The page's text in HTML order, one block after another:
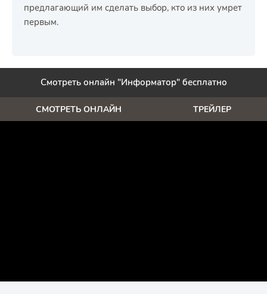
предлагающий им сделать выбор, кто из них умрет
первым.
Смотреть онлайн "Информатор" бесплатно
СМОТРЕТЬ ОНЛАЙН ТРЕЙЛЕР